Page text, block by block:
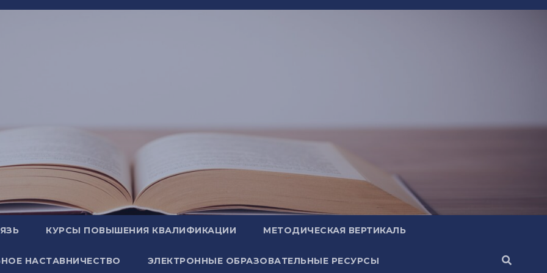
КУРСЫ ПОВЫШЕНИЯ КВАЛИФИКАЦИИ МЕТОДИЧЕСКАЯ ВЕРТИКАЛЬ
НАСТАВНИЧЕСТВО ЭЛЕКТРОННЫЕ ОБРАЗОВАТЕЛЬНЫЕ РЕСУРСЫ